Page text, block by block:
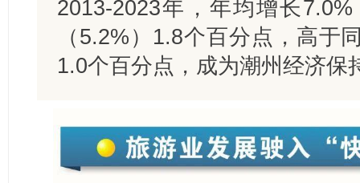
2013-2023年，年均增长
（5.2%）1.8个百分点，高于
1.0个百分点，成为潮州经济保